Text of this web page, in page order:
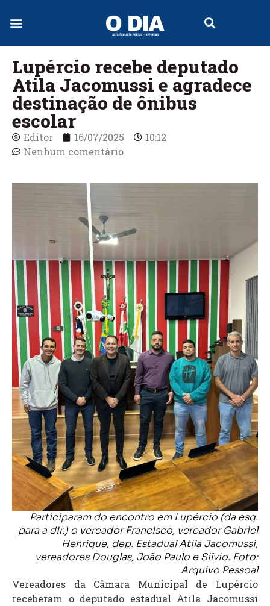
Lupércio recebe deputado
Atila Jacomussi e agradece
destinação de ônibus
escolar
Editor 16/07/2025
10:12
Nenhum comentário
Participaram do encontro em Lupércio (da esq.
para a dir.) o vereador Francisco, vereador Gabriel
Henrique, dep. Estadual Atila Jacomussi,
vereadores Douglas, João Paulo e Silvio. Foto:
Arquivo Pessoal
Vereadores da Câmara Municipal de Lupércio
receberam o deputado estadual Atila Jacomussi